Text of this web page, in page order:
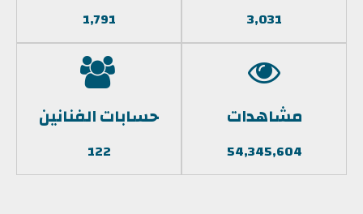
3,031
1,791
مشاهدات
54,345,604
حسابات الفنانين
122